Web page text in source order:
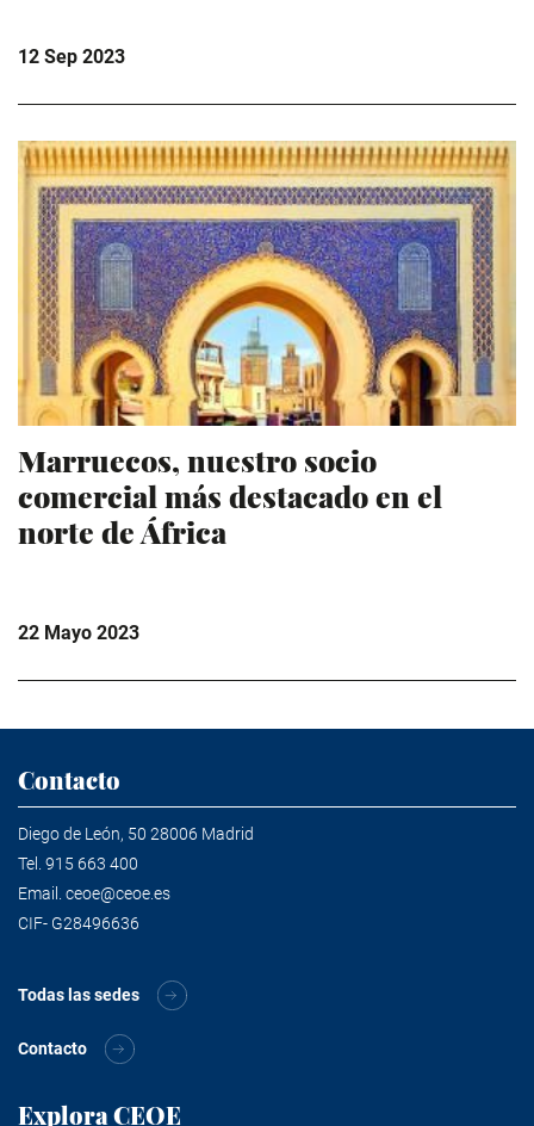
12 Sep 2023
Marruecos, nuestro socio
comercial más destacado en el
norte de África
22 Mayo 2023
Contacto
Diego de León, 50 28006 Madrid
Tel. 915 663 400
Email. ceoe@ceoe.es
CIF- G28496636
Todas las sedes
Contacto
Explora CEOE